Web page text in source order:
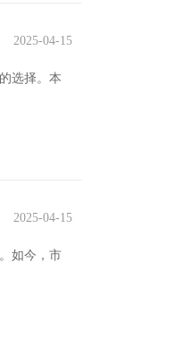
2025-04-15
选择。本
2025-04-15
如今，市